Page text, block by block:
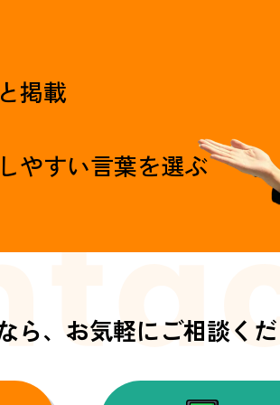
掲載
やすい言葉を選ぶ
、 お気軽にご相談く